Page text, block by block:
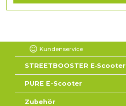
Kundenservice
STREETBOOSTER E‑Scooter
PURE E-Scooter
Zubehör